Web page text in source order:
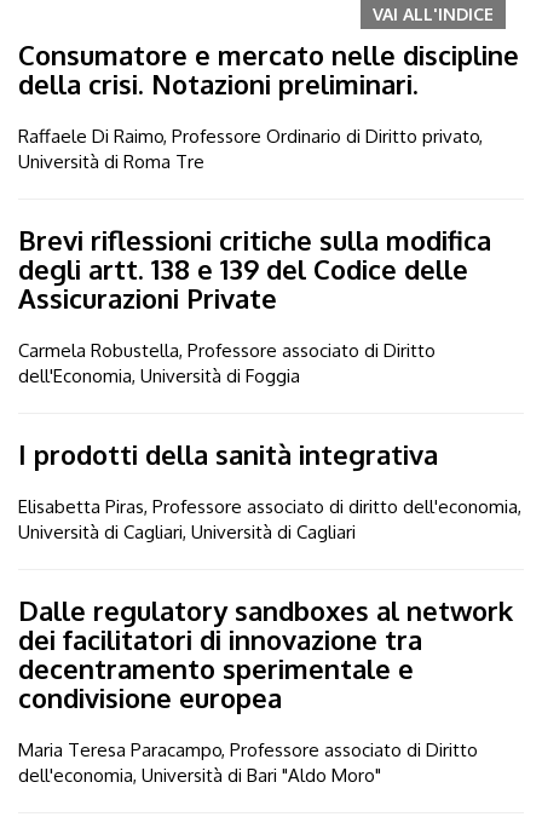
VAI ALL'INDICE
Consumatore e mercato nelle discipline
della crisi. Notazioni preliminari.
Raffaele Di Raimo, Professore Ordinario di Diritto privato,
Università di Roma Tre
Brevi riflessioni critiche sulla modifica
degli artt. 138 e 139 del Codice delle
Assicurazioni Private
Carmela Robustella, Professore associato di Diritto
dell'Economia, Università di Foggia
I prodotti della sanità integrativa
Elisabetta Piras, Professore associato di diritto dell'economia,
Università di Cagliari, Università di Cagliari
Dalle regulatory sandboxes al network
dei facilitatori di innovazione tra
decentramento sperimentale e
condivisione europea
Maria Teresa Paracampo, Professore associato di Diritto
dell'economia, Università di Bari "Aldo Moro"